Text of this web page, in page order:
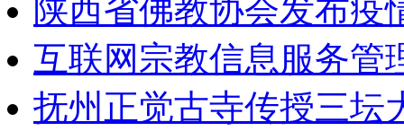
陕西省佛教协会发布疫
互联网宗教信息服务管
抚州正觉古寺传授三坛